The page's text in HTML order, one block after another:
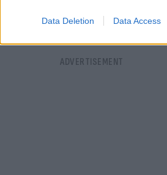
Data Deletion Data Access